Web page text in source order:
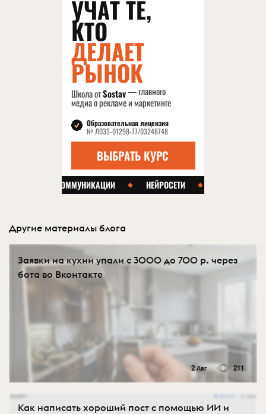
Другие материалы блога
Заявки на кухни упали с 3000 до 700 р. через
бота во Вконтакте
2 Авг 211
Как написать хороший пост с помощью ИИ и